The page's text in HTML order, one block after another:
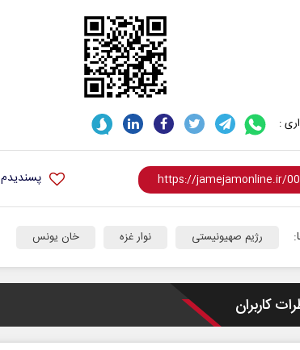
:
پسندیدم
رژیم صهیونیستی نوار غزه خان یونس
کاربران